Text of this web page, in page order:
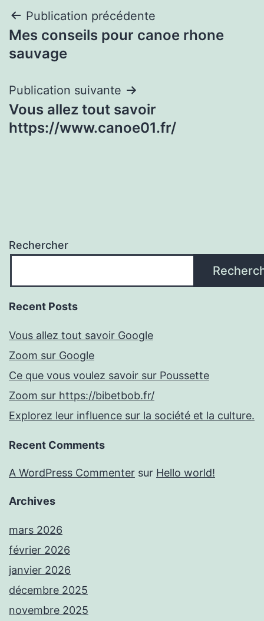
Navigation
de
Publication précédente
Mes conseils pour canoe rhone
sauvage
Publication suivante
Vous allez tout savoir
https://www.canoe01.fr/
Rechercher
Recent Posts
Vous allez tout savoir Google
Zoom sur Google
Ce que vous voulez savoir sur Poussette
Zoom sur https://bibetbob.fr/
Explorez leur influence sur la société et la culture.
Recent Comments
A WordPress Commenter sur Hello world!
Archives
mars 2026
février 2026
janvier 2026
décembre 2025
novembre 2025